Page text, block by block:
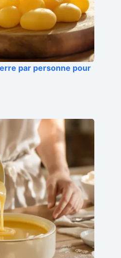
par personne pour